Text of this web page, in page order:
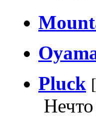
Pluck [